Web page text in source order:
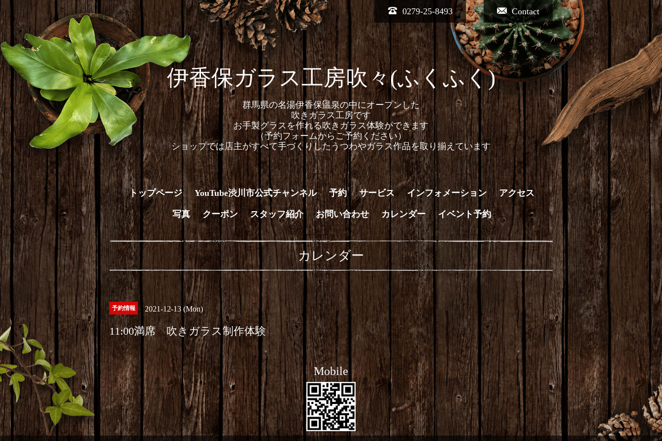
Contact
0279-25-8493
伊香保ガラス工房吹々(ふくふく)
群馬県の名湯伊香保温泉の中にオープンした
吹きガラス工房です
お手製グラスを作れる吹きガラス体験ができます
（予約フォームからご予約ください）
ショップでは店主がすべて手づくりしたうつわやガラス作品を取り揃えています
トップページ YouTube渋川市公式チャンネル 予約 サービス インフォメーション アクセス
写真 クーポン スタッフ紹介 お問い合わせ カレンダー イベント予約
カレンダー
予約情報 2021-12-13 (Mon)
11:00満席 吹きガラス制作体験
Mobile